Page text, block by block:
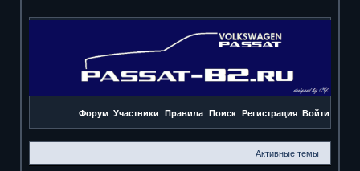
Форум Участники Правила Поиск Регистрация Войти
Активные темы